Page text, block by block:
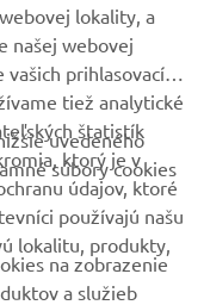
lokality, a
našej webovej
prihlasovacích
tiež analytické
štatistík
ktorý je v
údajov, ktoré
používajú našu
lokalitu, produkty,
uvedeného
súbory cookies
na zobrazenie
a služieb